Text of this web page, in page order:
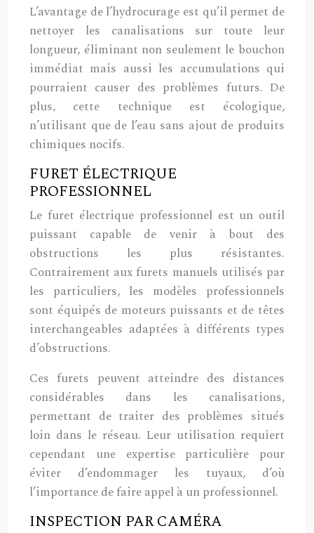
L’avantage de l’hydrocurage est qu’il permet de
nettoyer les canalisations sur toute leur
longueur, éliminant non seulement le bouchon
immédiat mais aussi les accumulations qui
pourraient causer des problèmes futurs. De
plus, cette technique est écologique,
n’utilisant que de l’eau sans ajout de produits
chimiques nocifs.
FURET ÉLECTRIQUE
PROFESSIONNEL
Le furet électrique professionnel est un outil
puissant capable de venir à bout des
obstructions les plus résistantes.
Contrairement aux furets manuels utilisés par
les particuliers, les modèles professionnels
sont équipés de moteurs puissants et de têtes
interchangeables adaptées à différents types
d’obstructions.
Ces furets peuvent atteindre des distances
considérables dans les canalisations,
permettant de traiter des problèmes situés
loin dans le réseau. Leur utilisation requiert
cependant une expertise particulière pour
éviter d’endommager les tuyaux, d’où
l’importance de faire appel à un professionnel.
INSPECTION PAR CAMÉRA